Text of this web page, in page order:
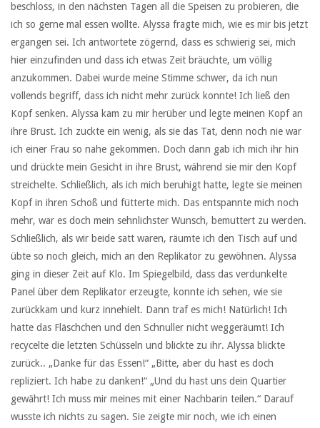
beschloss, in den nächsten Tagen all die Speisen zu probieren, die
ich so gerne mal essen wollte. Alyssa fragte mich, wie es mir bis jetzt
ergangen sei. Ich antwortete zögernd, dass es schwierig sei, mich
hier einzufinden und dass ich etwas Zeit bräuchte, um völlig
anzukommen. Dabei wurde meine Stimme schwer, da ich nun
vollends begriff, dass ich nicht mehr zurück konnte! Ich ließ den
Kopf senken. Alyssa kam zu mir herüber und legte meinen Kopf an
ihre Brust. Ich zuckte ein wenig, als sie das Tat, denn noch nie war
ich einer Frau so nahe gekommen. Doch dann gab ich mich ihr hin
und drückte mein Gesicht in ihre Brust, während sie mir den Kopf
streichelte. Schließlich, als ich mich beruhigt hatte, legte sie meinen
Kopf in ihren Schoß und fütterte mich. Das entspannte mich noch
mehr, war es doch mein sehnlichster Wunsch, bemuttert zu werden.
Schließlich, als wir beide satt waren, räumte ich den Tisch auf und
übte so noch gleich, mich an den Replikator zu gewöhnen. Alyssa
ging in dieser Zeit auf Klo. Im Spiegelbild, dass das verdunkelte
Panel über dem Replikator erzeugte, konnte ich sehen, wie sie
zurückkam und kurz innehielt. Dann traf es mich! Natürlich! Ich
hatte das Fläschchen und den Schnuller nicht weggeräumt! Ich
recycelte die letzten Schüsseln und blickte zu ihr. Alyssa blickte
zurück.. „Danke für das Essen!“ „Bitte, aber du hast es doch
repliziert. Ich habe zu danken!“ „Und du hast uns dein Quartier
gewährt! Ich muss mir meines mit einer Nachbarin teilen.“ Darauf
wusste ich nichts zu sagen. Sie zeigte mir noch, wie ich einen